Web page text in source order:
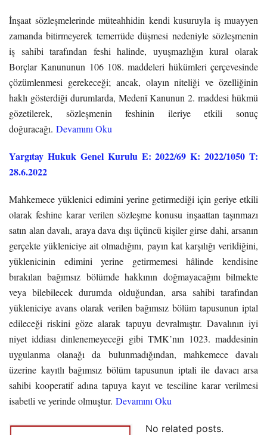
İnşaat sözleşmelerinde müteahhidin kendi kusuruyla iş muayyen
zamanda bitirmeyerek temerrüde düşmesi nedeniyle sözleşmenin
iş sahibi tarafından feshi halinde, uyuşmazlığın kural olarak
Borçlar Kanununun 106 108. maddeleri hükümleri çerçevesinde
çözümlenmesi gerekeceği; ancak, olayın niteliği ve özelliğinin
haklı gösterdiği durumlarda, Medenî Kanunun 2. maddesi hükmü
gözetilerek, sözleşmenin feshinin ileriye etkili sonuç
doğuracağı. Devamını Oku
Yargıtay Hukuk Genel Kurulu E: 2022/69 K: 2022/1050 T:
28.6.2022
Mahkemece yüklenici edimini yerine getirmediği için geriye etkili
olarak feshine karar verilen sözleşme konusu inşaattan taşınmazı
satın alan davalı, araya dava dışı üçüncü kişiler girse dahi, arsanın
gerçekte yükleniciye ait olmadığını, payın kat karşılığı verildiğini,
yüklenicinin edimini yerine getirmemesi hâlinde kendisine
bırakılan bağımsız bölümde hakkının doğmayacağını bilmekte
veya bilebilecek durumda olduğundan, arsa sahibi tarafından
yükleniciye avans olarak verilen bağımsız bölüm tapusunun iptal
edileceği riskini göze alarak tapuyu devralmıştır. Davalının iyi
niyet iddiası dinlenemeyeceği gibi TMK’nın 1023. maddesinin
uygulanma olanağı da bulunmadığından, mahkemece davalı
üzerine kayıtlı bağımsız bölüm tapusunun iptali ile davacı arsa
sahibi kooperatif adına tapuya kayıt ve tesciline karar verilmesi
isabetli ve yerinde olmuştur. Devamını Oku
No related posts.